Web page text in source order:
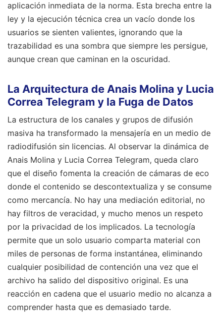
aplicación inmediata de la norma. Esta brecha entre la
ley y la ejecución técnica crea un vacío donde los
usuarios se sienten valientes, ignorando que la
trazabilidad es una sombra que siempre les persigue,
aunque crean que caminan en la oscuridad.
La Arquitectura de Anais Molina y Lucia
Correa Telegram y la Fuga de Datos
La estructura de los canales y grupos de difusión
masiva ha transformado la mensajería en un medio de
radiodifusión sin licencias. Al observar la dinámica de
Anais Molina y Lucia Correa Telegram, queda claro
que el diseño fomenta la creación de cámaras de eco
donde el contenido se descontextualiza y se consume
como mercancía. No hay una mediación editorial, no
hay filtros de veracidad, y mucho menos un respeto
por la privacidad de los implicados. La tecnología
permite que un solo usuario comparta material con
miles de personas de forma instantánea, eliminando
cualquier posibilidad de contención una vez que el
archivo ha salido del dispositivo original. Es una
reacción en cadena que el usuario medio no alcanza a
comprender hasta que es demasiado tarde.